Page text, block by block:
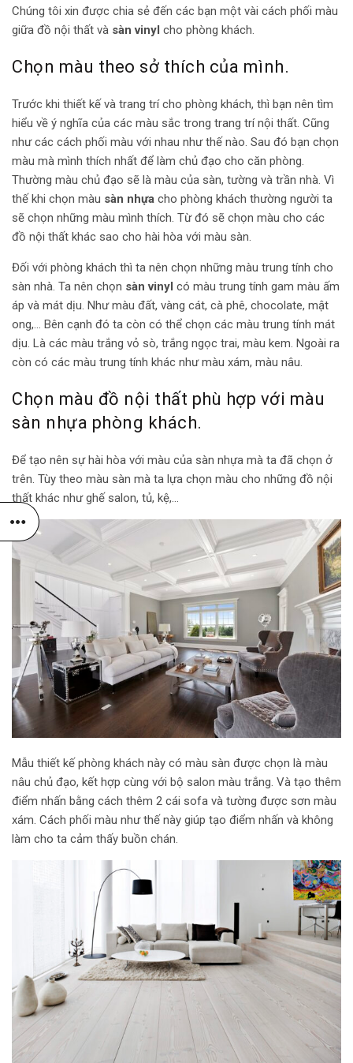
Chúng tôi xin được chia sẻ đến các bạn một vài cách phối màu
giữa đồ nội thất và sàn vinyl cho phòng khách.
Chọn màu theo sở thích của mình.
Trước khi thiết kế và trang trí cho phòng khách, thì bạn nên tìm
hiểu về ý nghĩa của các màu sắc trong trang trí nội thất. Cũng
như các cách phối màu với nhau như thế nào. Sau đó bạn chọn
màu mà mình thích nhất để làm chủ đạo cho căn phòng.
Thường màu chủ đạo sẽ là màu của sàn, tường và trần nhà. Vì
thế khi chọn màu sàn nhựa cho phòng khách thường người ta
sẽ chọn những màu mình thích. Từ đó sẽ chọn màu cho các
đồ nội thất khác sao cho hài hòa với màu sàn.
Đối với phòng khách thì ta nên chọn những màu trung tính cho
sàn nhà. Ta nên chọn sàn vinyl có màu trung tính gam màu ấm
áp và mát dịu. Như màu đất, vàng cát, cà phê, chocolate, mật
ong,… Bên cạnh đó ta còn có thể chọn các màu trung tính mát
dịu. Là các màu trắng vỏ sò, trắng ngọc trai, màu kem. Ngoài ra
còn có các màu trung tính khác như màu xám, màu nâu.
Chọn màu đồ nội thất phù hợp với màu
sàn nhựa phòng khách.
Để tạo nên sự hài hòa với màu của sàn nhựa mà ta đã chọn ở
trên. Tùy theo màu sàn mà ta lựa chọn màu cho những đồ nội
thất khác như ghế salon, tủ, kệ,…
Mẫu thiết kế phòng khách này có màu sàn được chọn là màu
nâu chủ đạo, kết hợp cùng với bộ salon màu trắng. Và tạo thêm
điểm nhấn bằng cách thêm 2 cái sofa và tường được sơn màu
xám. Cách phối màu như thế này giúp tạo điểm nhấn và không
làm cho ta cảm thấy buồn chán.